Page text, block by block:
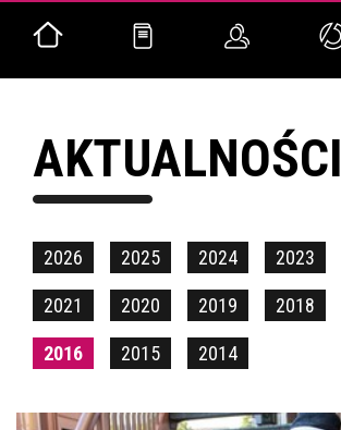
AKTUALNOŚCI
2026 2025 2024 2023
2021 2020 2019 2018
2016 2015 2014